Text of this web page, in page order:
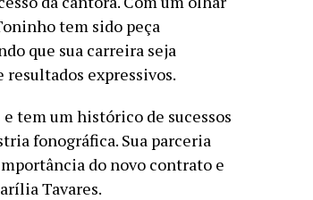
tem sido peça
que sua carreira seja
expressivos.
tem um histórico de sucessos
fonográfica. Sua parceria
do novo contrato e
Tavares.